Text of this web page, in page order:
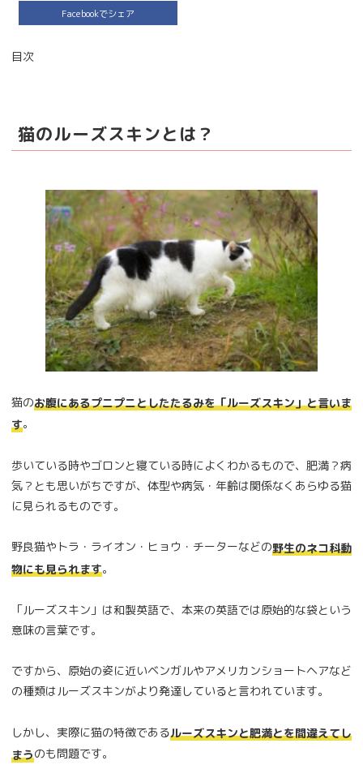
Facebookでシェア
目次
猫のルーズスキンとは？
猫のお腹にあるプニプニとしたたるみを「ルーズスキン」と言いま
す。
歩いている時やゴロンと寝ている時によくわかるもので、肥満？病
気？とも思いがちですが、体型や病気・年齢は関係なくあらゆる猫
に見られるものです。
野良猫やトラ・ライオン・ヒョウ・チーターなどの野生のネコ科動
物にも見られます。
「ルーズスキン」は和製英語で、本来の英語では原始的な袋という
意味の言葉です。
ですから、原始の姿に近いベンガルやアメリカンショートヘアなど
の種類はルーズスキンがより発達していると言われています。
しかし、実際に猫の特徴であるルーズスキンと肥満とを間違えてし
まうのも問題です。